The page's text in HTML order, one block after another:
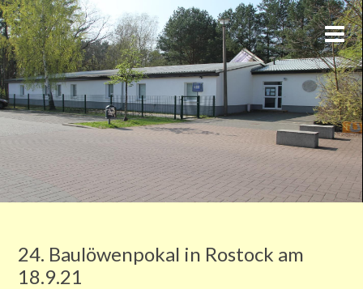
24. Baulöwenpokal in Rostock am
18.9.21